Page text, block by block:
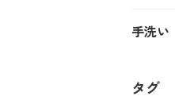
手洗い
タグ